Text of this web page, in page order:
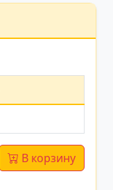
В корзину